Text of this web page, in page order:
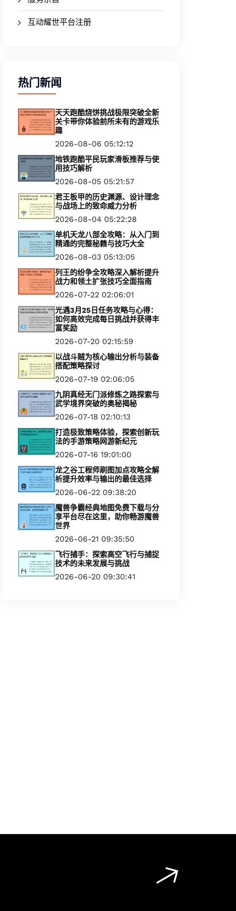
互动耀世平台注册
热门新闻
天天跑酷烧饼挑战极限突破全新
关卡带你体验前所未有的游戏乐
趣
2026-08-06 05:12:12
地铁跑酷平民玩家滑板推荐与使
用技巧解析
2026-08-05 05:21:57
君王板甲的历史渊源、设计理念
与战场上的致命威力分析
2026-08-04 05:22:28
单机天龙八部全攻略：从入门到
精通的完整秘籍与技巧大全
2026-08-03 05:13:05
列王的纷争全攻略深入解析提升
战力和领土扩张技巧全面指南
2026-07-22 02:06:01
光遇3月25日任务攻略与心得：
如何高效完成每日挑战并获得丰
富奖励
2026-07-20 02:15:59
以战斗贼为核心输出分析与装备
搭配策略探讨
2026-07-19 02:06:05
九阴真经无门派修炼之路探索与
武学境界突破的奥秘揭秘
2026-07-18 02:10:13
打造极致策略体验，探索创新玩
法的手游策略网游新纪元
2026-07-16 19:01:00
龙之谷工程师刷图加点攻略全解
析提升效率与输出的最佳选择
2026-06-22 09:38:20
魔兽争霸经典地图免费下载与分
享平台尽在这里，助你畅游魔兽
世界
2026-06-21 09:35:50
飞行捕手：探索高空飞行与捕捉
技术的未来发展与挑战
2026-06-20 09:30:41